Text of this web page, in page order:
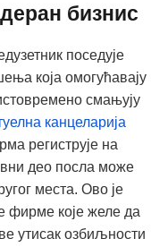
бизнис
поседује
која омогућавају
смањују
канцеларија
региструје на
део посла може
места. Ово је
фирме које желе да
утисак озбиљности